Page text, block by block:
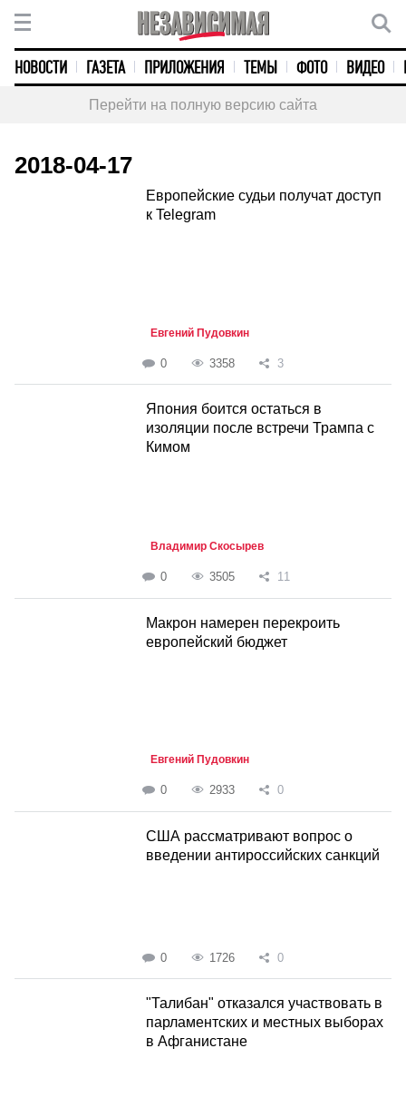
НОВОСТИ ГАЗЕТА ПРИЛОЖЕНИЯ ТЕМЫ ФОТО ВИДЕО
Перейти на полную версию сайта
2018-04-17
Европейские судьи получат доступ
к Telegram
Евгений Пудовкин
0 3358 3
Япония боится остаться в
изоляции после встречи Трампа с
Кимом
Владимир Скосырев
0 3505 11
Макрон намерен перекроить
европейский бюджет
Евгений Пудовкин
0 2933 0
США рассматривают вопрос о
введении антироссийских санкций
0 1726 0
"Талибан" отказался участвовать в
парламентских и местных выборах
в Афганистане